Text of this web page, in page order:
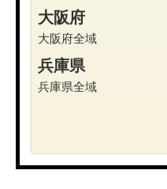
大阪府
大阪府全域
兵庫県
兵庫県全域